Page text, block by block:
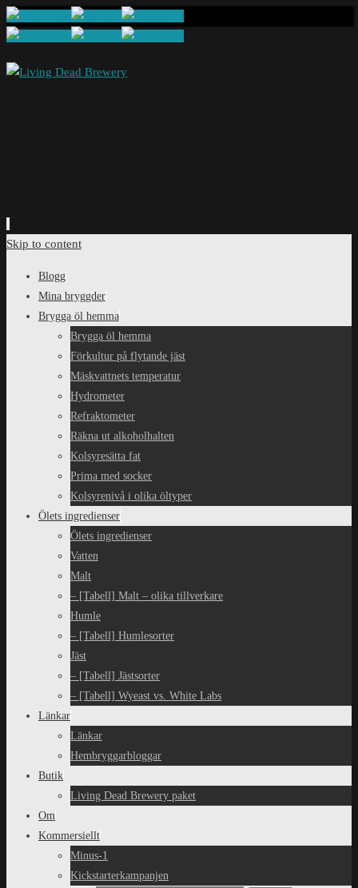
Skip to content
Blogg
Mina bryggder
Brygga öl hemma
Brygga öl hemma
Förkultur på flytande jäst
Mäskvattnets temperatur
Hydrometer
Refraktometer
Räkna ut alkoholhalten
Kolsyresätta fat
Prima med socker
Kolsyrenivå i olika öltyper
Ölets ingredienser
Ölets ingredienser
Vatten
Malt
– [Tabell] Malt – olika tillverkare
Humle
– [Tabell] Humlesorter
Jäst
– [Tabell] Jästsorter
– [Tabell] Wyeast vs. White Labs
Länkar
Länkar
Hembryggarbloggar
Butik
Living Dead Brewery paket
Om
Kommersiellt
Minus-1
Kickstarterkampanjen